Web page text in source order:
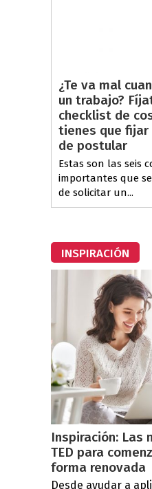
¿Te va mal
un trabajo?
checklist de
tienes que
de postular
Estas son las seis
importantes que
de solicitar un...
INSPIRACIÓN
Inspiración: Las
TED para
forma renovada
Desde ayudar a